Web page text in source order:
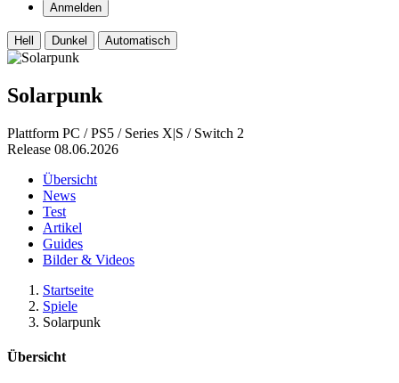
Anmelden
Hell Dunkel Automatisch
Solarpunk
Plattform PC / PS5 / Series X|S / Switch 2
Release 08.06.2026
Übersicht
News
Test
Artikel
Guides
Bilder & Videos
Startseite
Spiele
Solarpunk
Übersicht